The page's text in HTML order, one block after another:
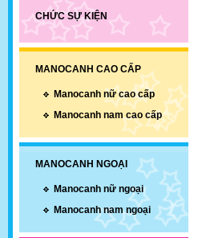
CHỨC SỰ KIỆN
MANOCANH CAO CẤP
Manocanh nữ cao cấp
Manocanh nam cao cấp
MANOCANH NGOẠI
Manocanh nữ ngoại
Manocanh nam ngoại